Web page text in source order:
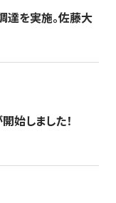
達を実施。佐藤大
始しました！